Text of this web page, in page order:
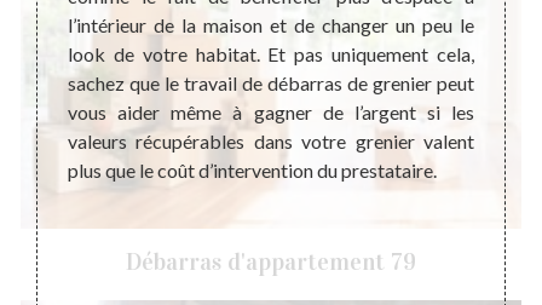
Débarras d'appartement 79
le
pour
cette
le
soit
l’intérieur de la maison et de changer un peu le
look de votre habitat. Et pas uniquement cela,
sachez que le travail de débarras de grenier peut
vous aider même à gagner de l’argent si les
valeurs récupérables dans votre grenier valent
plus que le coût d’intervention du prestataire.
à